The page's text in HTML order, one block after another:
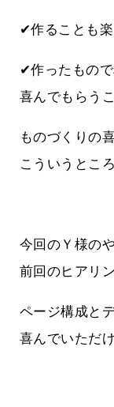
✔作ることも
✔作ったもの
喜んでもらう
ものづくりの
こういうとこ
今回のＹ様の
前回のヒアリ
ページ構成と
喜んでいただ